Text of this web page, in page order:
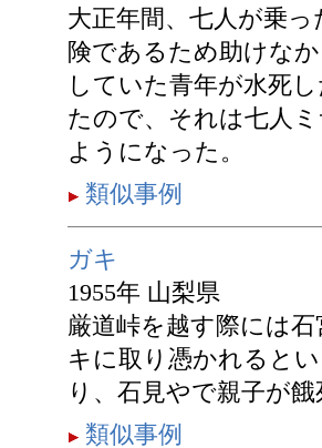
大正年間、七人が乗
険であるため助けな
していた青年が水死
たので、それは七人
ようになった。
類似事例
ガキ
1955年 山梨県
厳道峠を越す際には
キに取り憑かれると
り、石見やで親子が
類似事例